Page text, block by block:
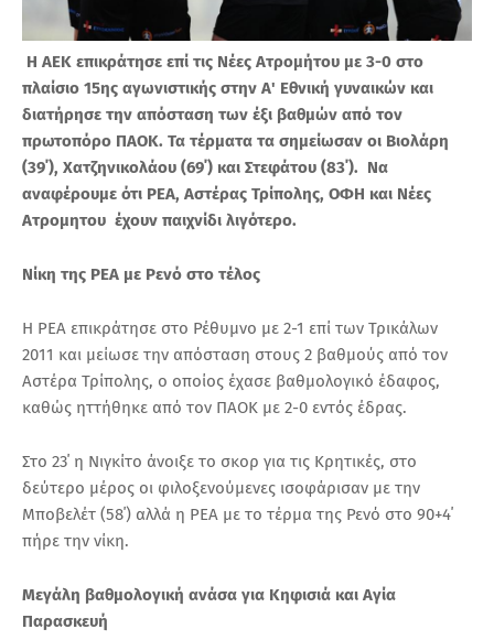
Η ΑΕΚ επικράτησε επί τις Νέες Ατρομήτου με 3-0 στο
πλαίσιο 15ης αγωνιστικής στην Α' Εθνική γυναικών και
διατήρησε την απόσταση των έξι βαθμών από τον
πρωτοπόρο ΠΑΟΚ. Τα τέρματα τα σημείωσαν οι Βιολάρη
(39΄), Χατζηνικολάου (69΄) και Στεφάτου (83΄). Να
αναφέρουμε ότι ΡΕΑ, Αστέρας Τρίπολης, ΟΦΗ και Νέες
Ατρομητου έχουν παιχνίδι λιγότερο.
Νίκη της ΡΕΑ με Ρενό στο τέλος
Η ΡΕΑ επικράτησε στο Ρέθυμνο με 2-1 επί των Τρικάλων
2011 και μείωσε την απόσταση στους 2 βαθμούς από τον
Αστέρα Τρίπολης, ο οποίος έχασε βαθμολογικό έδαφος,
καθώς ηττήθηκε από τον ΠΑΟΚ με 2-0 εντός έδρας.
Στο 23΄ η Νιγκίτο άνοιξε το σκορ για τις Κρητικές, στο
δεύτερο μέρος οι φιλοξενούμενες ισοφάρισαν με την
Μποβελέτ (58΄) αλλά η ΡΕΑ με το τέρμα της Ρενό στο 90+4΄
πήρε την νίκη.
Μεγάλη βαθμολογική ανάσα για Κηφισιά και Αγία
Παρασκευή